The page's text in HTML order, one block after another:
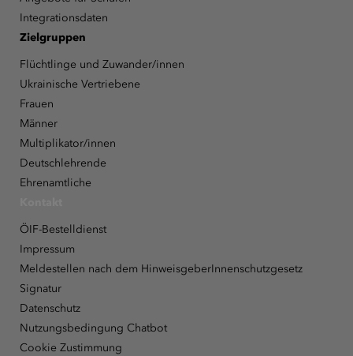
Integrationsdaten
Zielgruppen
Flüchtlinge und Zuwander/innen
Ukrainische Vertriebene
Frauen
Männer
Multiplikator/innen
Deutschlehrende
Ehrenamtliche
ÖIF-Bestelldienst
Impressum
Meldestellen nach dem HinweisgeberInnenschutzgesetz
Signatur
Datenschutz
Nutzungsbedingung Chatbot
Cookie Zustimmung